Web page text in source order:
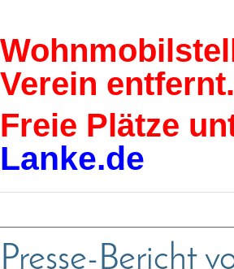
Verein entfernt.
Freie Plätze
Lanke.de
Presse-Bericht